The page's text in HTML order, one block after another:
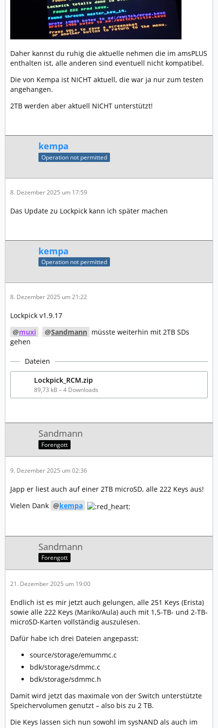
Daher kannst du ruhig die aktuelle nehmen die im amsPLUS
enthalten ist, alle anderen sind eventuell nicht kompatibel.
Die von Kempa ist NICHT aktuell, die war ja nur zum testen
angehangen.
2TB werden aber aktuell NICHT unterstützt!
kempa
Operation not permitted
8. Dezember 2025 um 17:59
Das Update zu Lockpick kann ich später machen
kempa
Operation not permitted
8. Dezember 2025 um 21:22
Lockpick v1.9.17
muxi
Sandmann müsste weiterhin mit 2TB SDs
gehen
Dateien
Lockpick_RCM.zip
89,73 kB – 4 Downloads
Sandmann
Forengott
9. Dezember 2025 um 02:36
Japp er liest auch auf einer 2TB microSD, alle 222 Keys aus!
Vielen Dank
kempa
Sandmann
Forengott
21. Dezember 2025 um 19:00
Endlich ist es mir jetzt auch gelungen, alle 251 Keys (Erista)
sowie alle 222 Keys (Mariko/Aula) auch mit 1,5-TB- und 2-TB-
microSD-Karten vollständig auszulesen.
Dafür habe ich drei Dateien angepasst:
source/storage/emummc.c
bdk/storage/sdmmc.c
bdk/storage/sdmmc.h
Damit wird jetzt das maximale von der Switch unterstützte
Speichervolumen genutzt – also bis zu 2 TB.
Die Keys lassen sich nun sowohl im sysNAND als auch im